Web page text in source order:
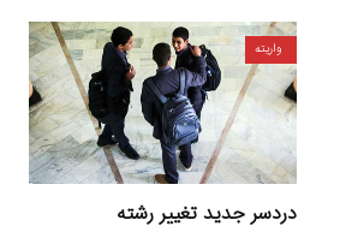
واریته
دردسر جدید تغییر رشته